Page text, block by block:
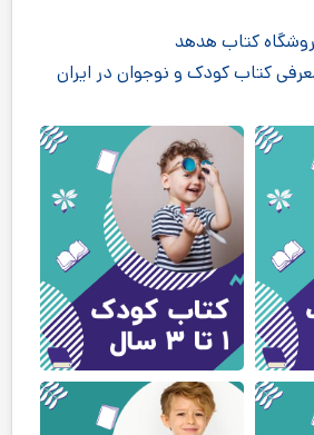
کتاب هدهد
کتاب کودک و نوجوان در ایران